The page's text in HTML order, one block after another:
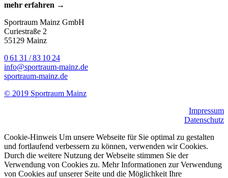
mehr erfahren →
Sportraum Mainz GmbH
Curiestraße 2
55129 Mainz
0 61 31 / 83 10 24
info@sportraum-mainz.de
sportraum-mainz.de
© 2019 Sportraum Mainz
Impressum
Datenschutz
Cookie-Hinweis Um unsere Webseite für Sie optimal zu gestalten
und fortlaufend verbessern zu können, verwenden wir Cookies.
Durch die weitere Nutzung der Webseite stimmen Sie der
Verwendung von Cookies zu. Mehr Informationen zur Verwendung
von Cookies auf unserer Seite und die Möglichkeit Ihre